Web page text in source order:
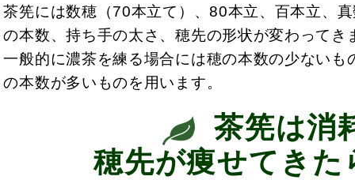
茶筅には数穂（70本立て）、80本立、百本立、
の本数、持ち手の太さ、穂先の形状が変わってき
一般的に濃茶を練る場合には穂の本数の少ないも
の本数が多いものを用います。
茶筅は消
穂先が痩せてきた